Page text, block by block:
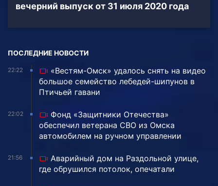
вечерний выпуск от 31 июля 2020 года
ПОСЛЕДНИЕ НОВОСТИ
22:22
«Вестям-Омск» удалось снять на видео
большое семейство лебедей-шипунов в
Птичьей гавани
22:02
Фонд «Защитники Отечества»
обеспечил ветерана СВО из Омска
автомобилем на ручном управлении
21:56
Аварийный дом на Раздольной улице,
где обрушился потолок, опечатали